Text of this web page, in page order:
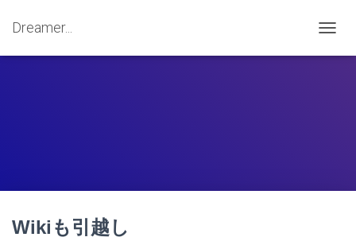
Dreamer...
ビ
替
Wikiも引越し